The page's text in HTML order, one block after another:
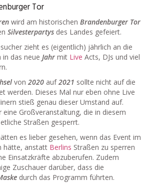
Tor
wird am historischen Brandenburger Tor
Silvesterpartys des Landes gefeiert.
zieht es (eigentlich) jährlich an die
das neue Jahr mit Live Acts, DJs und viel
von 2020 auf2021 sollte nicht auf die
werden. Dieses Mal nur eben ohne Live
stieß genau dieser Umstand auf.
Großveranstaltung, die in diesem
Straßen gesperrt.
es lieber gesehen, wenn das Event im
hätte, anstatt Berlins Straßen zu sperren
Einsatzkräfte abzuberufen. Zudem
Zuschauer darüber, dass die
durch das Programm führten.